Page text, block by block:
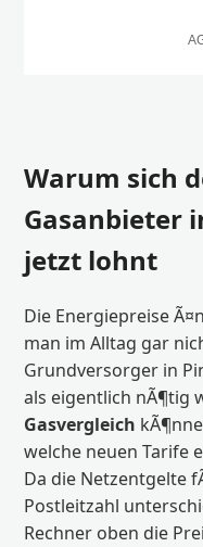
Warum sich
Gasanbieter
jetzt lohnt
Die Energiepreise
man im Alltag gar
Grundversorger in
als eigentlich nÃ¶tig
Gasvergleich
welche neuen Tarife
Da die Netzentgelte
Postleitzahl
Rechner oben die